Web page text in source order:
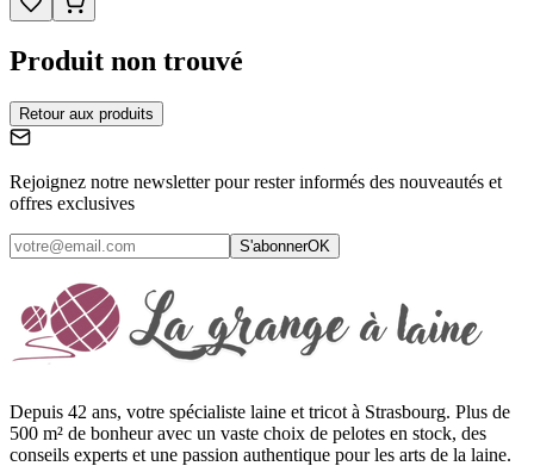
Produit non trouvé
Retour aux produits
Rejoignez notre newsletter pour rester informés des nouveautés et
offres exclusives
S'abonnerOK
Depuis 42 ans, votre spécialiste laine et tricot à Strasbourg. Plus de
500 m² de bonheur avec un vaste choix de pelotes en stock, des
conseils experts et une passion authentique pour les arts de la laine.